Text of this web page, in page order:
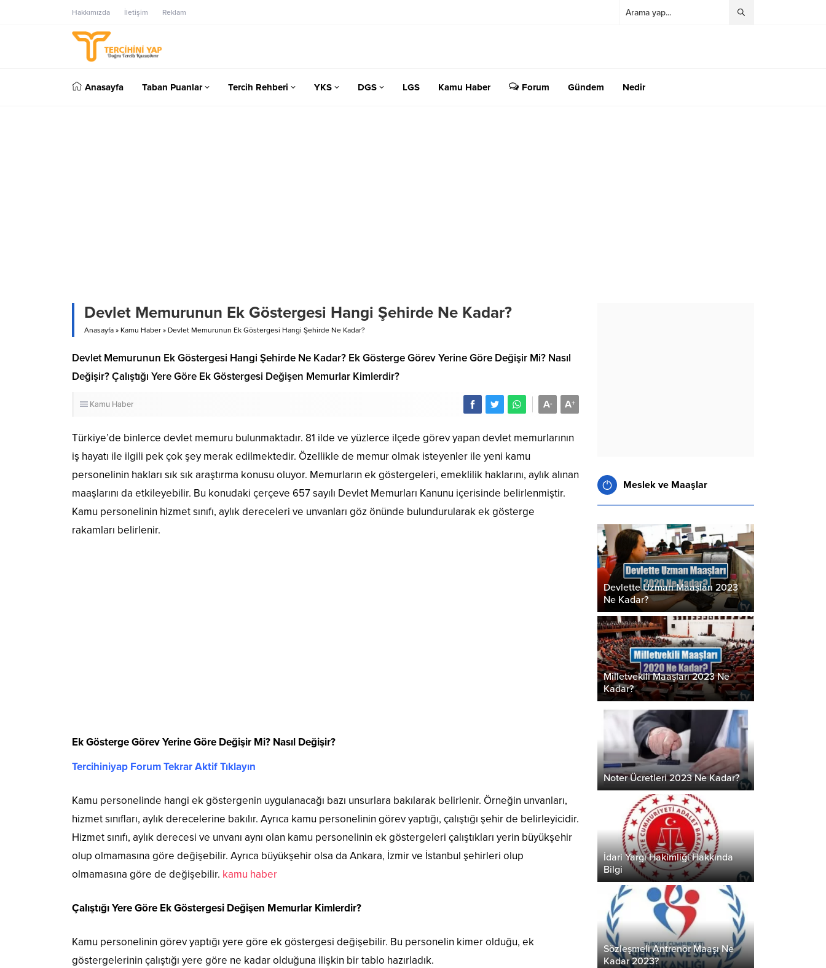
Hakkımızda İletişim Reklam
Anasayfa Taban Puanlar Tercih Rehberi YKS DGS LGS Kamu Haber Forum Gündem Nedir
Devlet Memurunun Ek Göstergesi Hangi Şehirde Ne Kadar?
Anasayfa » Kamu Haber » Devlet Memurunun Ek Göstergesi Hangi Şehirde Ne Kadar?
Devlet Memurunun Ek Göstergesi Hangi Şehirde Ne Kadar? Ek Gösterge Görev Yerine Göre Değişir Mi? Nasıl
Değişir? Çalıştığı Yere Göre Ek Göstergesi Değişen Memurlar Kimlerdir?
Kamu Haber A+
A-
Türkiye’de binlerce devlet memuru bulunmaktadır. 81 ilde ve yüzlerce ilçede görev yapan devlet memurlarının
iş hayatı ile ilgili pek çok şey merak edilmektedir. Özellikle de memur olmak isteyenler ile yeni kamu
personelinin hakları sık sık araştırma konusu oluyor. Memurların ek göstergeleri, emeklilik haklarını, aylık alınan
maaşlarını da etkileyebilir. Bu konudaki çerçeve 657 sayılı Devlet Memurları Kanunu içerisinde belirlenmiştir.
Kamu personelinin hizmet sınıfı, aylık dereceleri ve unvanları göz önünde bulundurularak ek gösterge
rakamları belirlenir.
Ek Gösterge Görev Yerine Göre Değişir Mi? Nasıl Değişir?
Tercihiniyap Forum Tekrar Aktif Tıklayın
Kamu personelinde hangi ek göstergenin uygulanacağı bazı unsurlara bakılarak belirlenir. Örneğin unvanları,
hizmet sınıfları, aylık derecelerine bakılır. Ayrıca kamu personelinin görev yaptığı, çalıştığı şehir de belirleyicidir.
Hizmet sınıfı, aylık derecesi ve unvanı aynı olan kamu personelinin ek göstergeleri çalıştıkları yerin büyükşehir
olup olmamasına göre değişebilir. Ayrıca büyükşehir olsa da Ankara, İzmir ve İstanbul şehirleri olup
olmamasına göre de değişebilir. kamu haber
Çalıştığı Yere Göre Ek Göstergesi Değişen Memurlar Kimlerdir?
Kamu personelinin görev yaptığı yere göre ek göstergesi değişebilir. Bu personelin kimer olduğu, ek
göstergelerinin çalıştığı yere göre ne kadar olduğuna ilişkin bir tablo hazırladık.
Meslek ve Maaşlar
Devlette Uzman Maaşları 2023
Ne Kadar?
Milletvekili Maaşları 2023 Ne
Kadar?
Noter Ücretleri 2023 Ne Kadar?
İdari Yargı Hakimliği Hakkında
Bilgi
Sözleşmeli Antrenör Maaşı Ne
Kadar 2023?